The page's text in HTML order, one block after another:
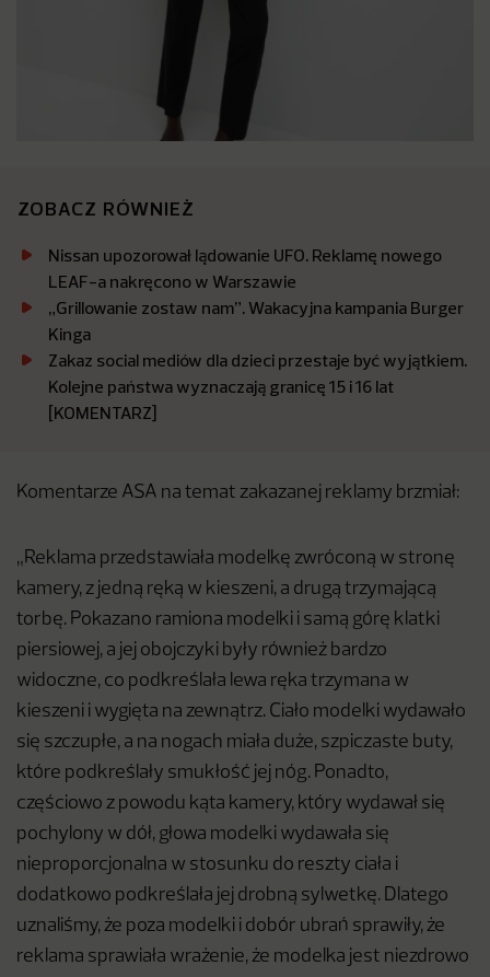
ZOBACZ RÓWNIEŻ
Nissan upozorował lądowanie UFO. Reklamę nowego
LEAF-a nakręcono w Warszawie
„Grillowanie zostaw nam”. Wakacyjna kampania Burger
Kinga
Zakaz social mediów dla dzieci przestaje być wyjątkiem.
Kolejne państwa wyznaczają granicę 15 i 16 lat
[KOMENTARZ]
Komentarze ASA na temat zakazanej reklamy brzmiał:
„Reklama przedstawiała modelkę zwróconą w stronę
kamery, z jedną ręką w kieszeni, a drugą trzymającą
torbę. Pokazano ramiona modelki i samą górę klatki
piersiowej, a jej obojczyki były również bardzo
widoczne, co podkreślała lewa ręka trzymana w
kieszeni i wygięta na zewnątrz. Ciało modelki wydawało
się szczupłe, a na nogach miała duże, szpiczaste buty,
które podkreślały smukłość jej nóg. Ponadto,
częściowo z powodu kąta kamery, który wydawał się
pochylony w dół, głowa modelki wydawała się
nieproporcjonalna w stosunku do reszty ciała i
dodatkowo podkreślała jej drobną sylwetkę. Dlatego
uznaliśmy, że poza modelki i dobór ubrań sprawiły, że
reklama sprawiała wrażenie, że modelka jest niezdrowo